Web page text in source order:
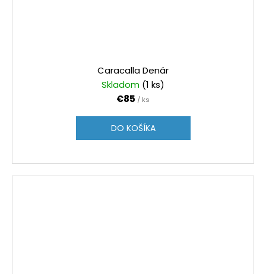
Caracalla Denár
Skladom (1 ks)
€85 / ks
DO KOŠÍKA